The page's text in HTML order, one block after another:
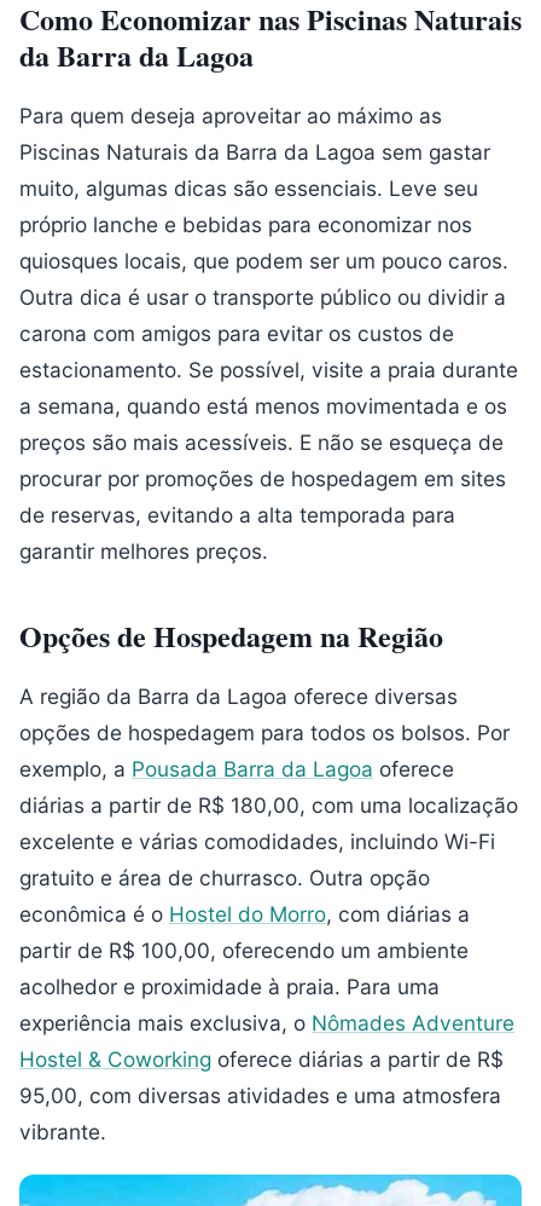
Como Economizar nas Piscinas Naturais
da Barra da Lagoa
Para quem deseja aproveitar ao máximo as
Piscinas Naturais da Barra da Lagoa sem gastar
muito, algumas dicas são essenciais. Leve seu
próprio lanche e bebidas para economizar nos
quiosques locais, que podem ser um pouco caros.
Outra dica é usar o transporte público ou dividir a
carona com amigos para evitar os custos de
estacionamento. Se possível, visite a praia durante
a semana, quando está menos movimentada e os
preços são mais acessíveis. E não se esqueça de
procurar por promoções de hospedagem em sites
de reservas, evitando a alta temporada para
garantir melhores preços.
Opções de Hospedagem na Região
A região da Barra da Lagoa oferece diversas
opções de hospedagem para todos os bolsos. Por
exemplo, a Pousada Barra da Lagoa oferece
diárias a partir de R$ 180,00, com uma localização
excelente e várias comodidades, incluindo Wi-Fi
gratuito e área de churrasco. Outra opção
econômica é o Hostel do Morro, com diárias a
partir de R$ 100,00, oferecendo um ambiente
acolhedor e proximidade à praia. Para uma
experiência mais exclusiva, o Nômades Adventure
Hostel & Coworking oferece diárias a partir de R$
95,00, com diversas atividades e uma atmosfera
vibrante.